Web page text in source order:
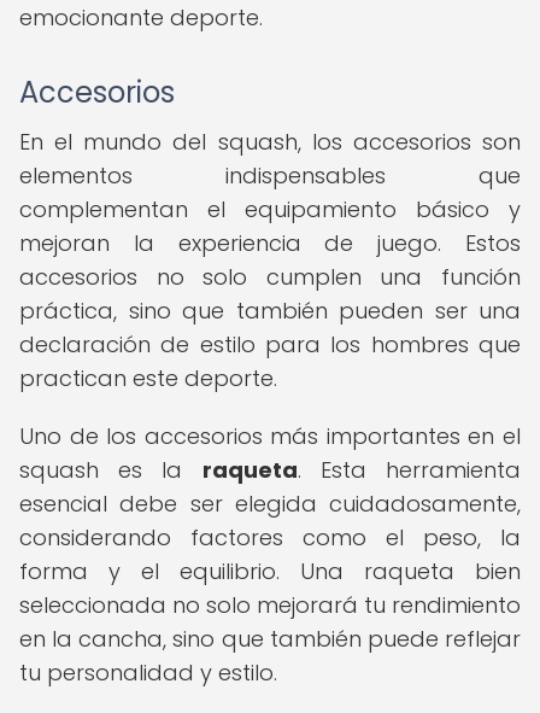
emocionante deporte.
Accesorios
En el mundo del squash, los accesorios son
elementos indispensables que
complementan el equipamiento básico y
mejoran la experiencia de juego. Estos
accesorios no solo cumplen una función
práctica, sino que también pueden ser una
declaración de estilo para los hombres que
practican este deporte.
Uno de los accesorios más importantes en el
squash es la raqueta. Esta herramienta
esencial debe ser elegida cuidadosamente,
considerando factores como el peso, la
forma y el equilibrio. Una raqueta bien
seleccionada no solo mejorará tu rendimiento
en la cancha, sino que también puede reflejar
tu personalidad y estilo.